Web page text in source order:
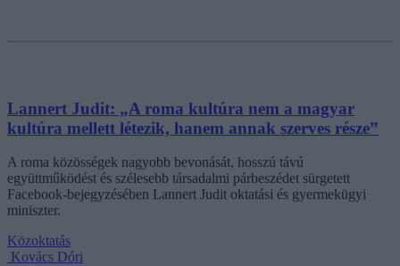
Lannert Judit: „A roma kultúra nem a magyar
kultúra mellett létezik, hanem annak szerves része”
A roma közösségek nagyobb bevonását, hosszú távú
együttműködést és szélesebb társadalmi párbeszédet sürgetett
Facebook-bejegyzésében Lannert Judit oktatási és gyermekügyi
miniszter.
Közoktatás
Kovács Dóri